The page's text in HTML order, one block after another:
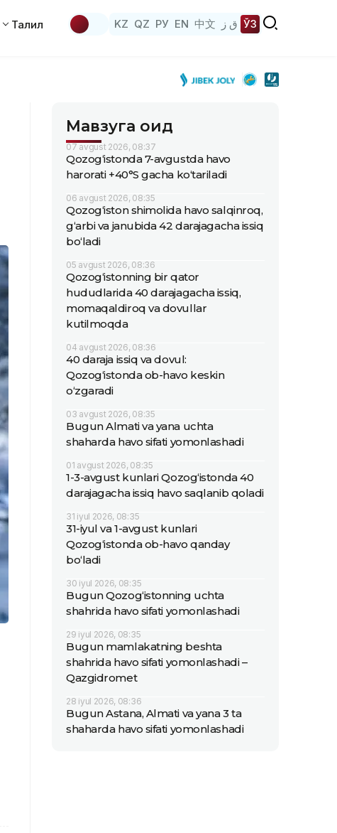
Таҳлил KZ QZ РУ EN 中文 ق ز ЎЗ
Мавзуга оид
07 avgust 2026, 08:37
Qozog‘istonda 7-avgustda havo
harorati +40°S gacha ko‘tariladi
06 avgust 2026, 08:35
Qozog‘iston shimolida havo salqinroq,
g‘arbi va janubida 42 darajagacha issiq
bo‘ladi
05 avgust 2026, 08:36
Qozog‘istonning bir qator
hududlarida 40 darajagacha issiq,
momaqaldiroq va dovullar
kutilmoqda
04 avgust 2026, 08:36
40 daraja issiq va dovul:
Qozog‘istonda ob-havo keskin
o‘zgaradi
03 avgust 2026, 08:35
Bugun Almati va yana uchta
shaharda havo sifati yomonlashadi
01 avgust 2026, 08:35
1-3-avgust kunlari Qozog‘istonda 40
darajagacha issiq havo saqlanib qoladi
31 iyul 2026, 08:35
31-iyul va 1-avgust kunlari
Qozog‘istonda ob-havo qanday
bo‘ladi
30 iyul 2026, 08:35
Bugun Qozog‘istonning uchta
shahrida havo sifati yomonlashadi
29 iyul 2026, 08:35
Bugun mamlakatning beshta
shahrida havo sifati yomonlashadi –
Qazgidromet
28 iyul 2026, 08:36
Bugun Astana, Almati va yana 3 ta
shaharda havo sifati yomonlashadi